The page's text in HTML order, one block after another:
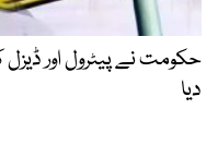
حکومت نے پیٹرول اور
دیا